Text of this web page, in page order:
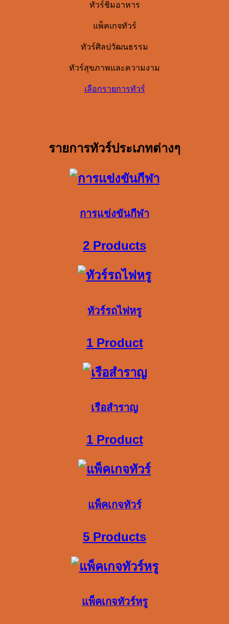
ทัวร์ชิมอาหาร
แพ็คเกจทัวร์
ทัวร์ศิลปวัฒนธรรม
ทัวร์สุขภาพและความงาม
เลือกรายการทัวร์
รายการทัวร์ประเภทต่างๆ
การแข่งขันกีฬา
2 Products
ทัวร์รถไฟหรู
1 Product
เรือสำราญ
1 Product
แพ็คเกจทัวร์
5 Products
แพ็คเกจทัวร์หรู